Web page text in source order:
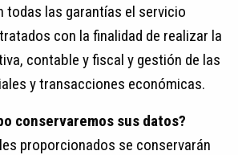
todas las garantías el servicio
con la finalidad de realizar la
contable y fiscal y gestión de las
y transacciones económicas.
conservaremos sus datos?
proporcionados se conservarán